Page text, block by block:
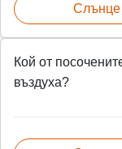
Слънце
Кой от
въздуха?